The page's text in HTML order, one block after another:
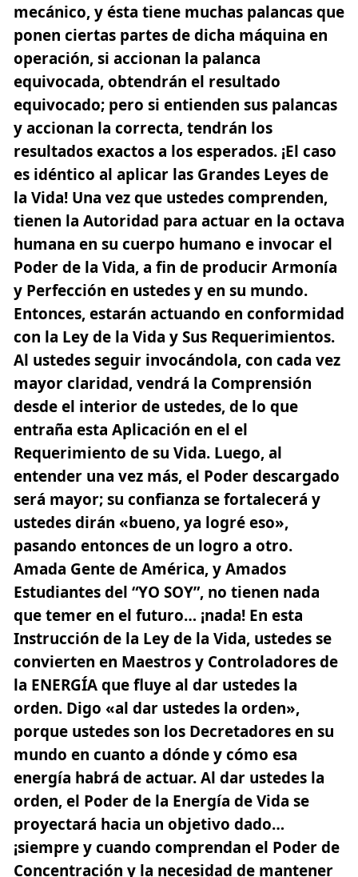
mecánico, y ésta tiene muchas palancas que
ponen ciertas partes de dicha máquina en
operación, si accionan la palanca
equivocada, obtendrán el resultado
equivocado; pero si entienden sus palancas
y accionan la correcta, tendrán los
resultados exactos a los esperados. ¡El caso
es idéntico al aplicar las Grandes Leyes de
la Vida! Una vez que ustedes comprenden,
tienen la Autoridad para actuar en la octava
humana en su cuerpo humano e invocar el
Poder de la Vida, a fin de producir Armonía
y Perfección en ustedes y en su mundo.
Entonces, estarán actuando en conformidad
con la Ley de la Vida y Sus Requerimientos.
Al ustedes seguir invocándola, con cada vez
mayor claridad, vendrá la Comprensión
desde el interior de ustedes, de lo que
entraña esta Aplicación en el el
Requerimiento de su Vida. Luego, al
entender una vez más, el Poder descargado
será mayor; su confianza se fortalecerá y
ustedes dirán «bueno, ya logré eso»,
pasando entonces de un logro a otro.
Amada Gente de América, y Amados
Estudiantes del “YO SOY”, no tienen nada
que temer en el futuro… ¡nada! En esta
Instrucción de la Ley de la Vida, ustedes se
convierten en Maestrosy Controladores de
la ENERGÍA que fluye al dar ustedes la
orden. Digo «al dar ustedes la orden»,
porque ustedes son los Decretadores en su
mundo en cuanto a dónde y cómo esa
energía habrá de actuar. Al dar ustedes la
orden, el Poder de la Energía de Vida se
proyectará hacia un objetivo dado…
¡siempre y cuando comprendan el Poder de
Concentración y la necesidad de mantener